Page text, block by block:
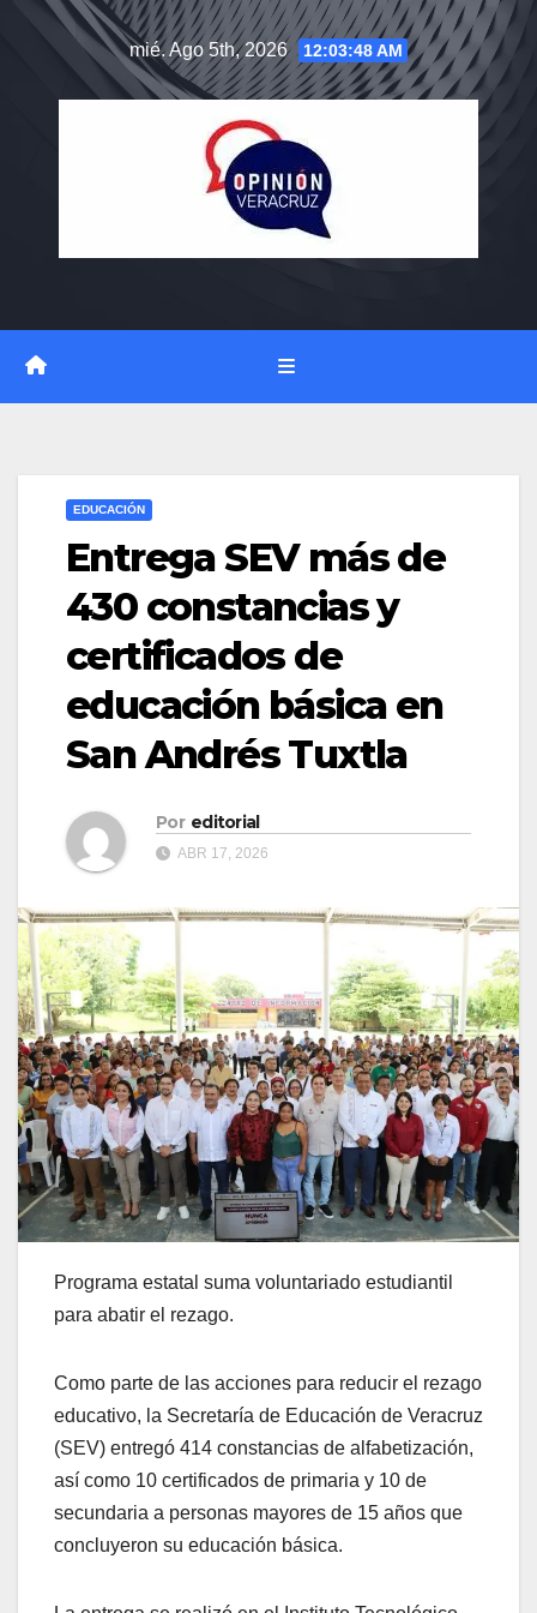
mié. Ago 5th, 2026 12:03:49 AM
EDUCACIÓN
Entrega SEV más de
430 constancias y
certificados de
educación básica en
San Andrés Tuxtla
Por editorial
ABR 17, 2026
Programa estatal suma voluntariado estudiantil
para abatir el rezago.
Como parte de las acciones para reducir el rezago
educativo, la Secretaría de Educación de Veracruz
(SEV) entregó 414 constancias de alfabetización,
así como 10 certificados de primaria y 10 de
secundaria a personas mayores de 15 años que
concluyeron su educación básica.